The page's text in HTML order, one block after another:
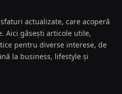
actualizate, care acoperă
Aici găsești articole utile,
pentru diverse interese, de
la business, lifestyle și